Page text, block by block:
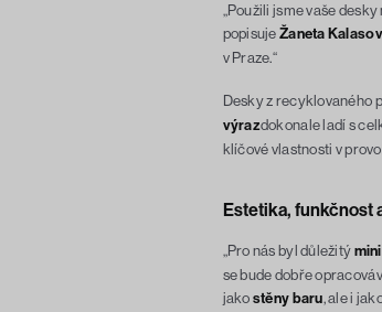
„Použili jsme vaše
popisujeŽaneta
v Praze.“
Desky z recyklovaného
výrazdokonale ladí s
klíčové vlastnosti v
Estetika, funkčnost
„Pro nás byl důležitý
se bude dobře
jako stěny baru, ale i